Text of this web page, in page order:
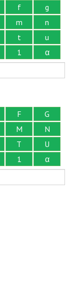
f
g
m
n
t
u
1
α
F
G
M
N
T
U
1
α